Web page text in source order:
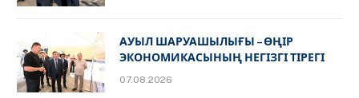
АУЫЛ ШАРУАШЫЛЫҒЫ – ӨҢІР
ЭКОНОМИКАСЫНЫҢ НЕГІЗГІ ТІРЕГІ
07.08.2026